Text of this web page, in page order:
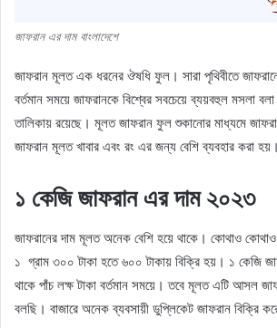
জাফরান এর দাম বাংলাদেশে
জাফরান মূলত এক ধরনের ঔষধি ফুল। সারা পৃথিবীতে
বর্তমান সময়ে জাফরানকে বিশ্বের সবচেয়ে ব্যয়বহুল মসলা বলা
তালিকায় রয়েছে। মূলত জাফরান ফুল শুকানোর মাধ্যমে
জাফরান মূলত খাবার এবং রং এর জন্য বেশি ব্যবহার করা হয়।
১ কেজি জাফরান এর দাম ২০২৩
জাফরানের দাম মূলত অনেক বেশি হয়ে থাকে। কোথাও কোথাও
১ গ্রাম ৩০০ টাকা হতে ৬০০ টাকায় বিক্রি হয়। ১ কেজি
থাকে পাঁচ লক্ষ টাকা বর্তমান সময়ে। তবে মূলত এটি আসল
বলছি। বাজারে অনেক ব্যবসায়ী ডুপ্লিকেট জাফরান বিক্রি